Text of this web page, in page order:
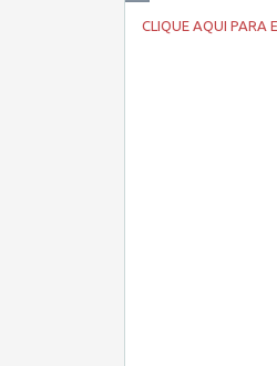
CLIQUE AQUI PARA